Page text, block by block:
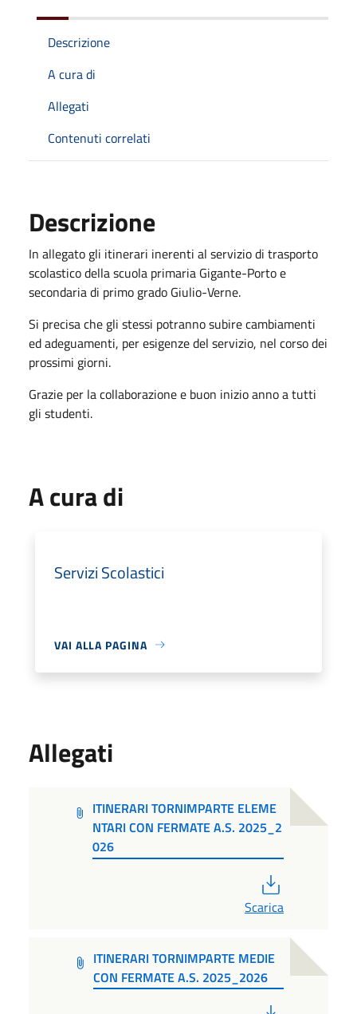
Descrizione
A cura di
Allegati
Contenuti correlati
Descrizione
In allegato gli itinerari inerenti al servizio di trasporto
scolastico della scuola primaria Gigante-Porto e
secondaria di primo grado Giulio-Verne.
Si precisa che gli stessi potranno subire cambiamenti
ed adeguamenti, per esigenze del servizio, nel corso dei
prossimi giorni.
Grazie per la collaborazione e buon inizio anno a tutti
gli studenti.
A cura di
Servizi Scolastici
VAI ALLA PAGINA
Allegati
ITINERARI TORNIMPARTE ELEME
NTARI CON FERMATE A.S. 2025_2
026
Scarica
ITINERARI TORNIMPARTE MEDIE
CON FERMATE A.S. 2025_2026